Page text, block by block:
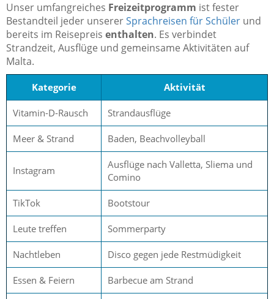
Unser umfangreiches Freizeitprogramm ist fester
Bestandteil jeder unsererSprachreisen für Schüler und
bereits im Reisepreis enthalten. Es verbindet
Strandzeit, Ausflüge und gemeinsame Aktivitäten auf
Malta.
Kategorie Aktivität
Vitamin-D-Rausch Strandausflüge
Meer & Strand Baden, Beachvolleyball
Instagram
Ausflüge nach Valletta, Sliema und
Comino
TikTok Bootstour
Leute treffen Sommerparty
Nachtleben Disco gegen jede Restmüdigkeit
Essen & Feiern Barbecue am Strand